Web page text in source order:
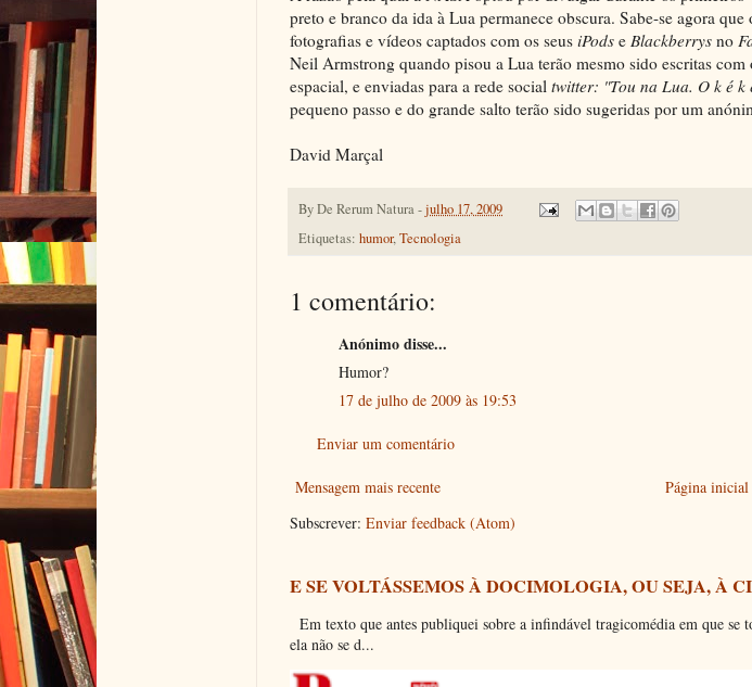
preto e branco da ida à Lua permanece obscura. Sabe-se agora que
fotografias e vídeos captados com os seus iPods e Blackberrys no
Neil Armstrong quando pisou a Lua terão mesmo sido escritas
espacial, e enviadas para a rede social twitter: "Tou na Lua. O k é
pequeno passo e do grande salto terão sido sugeridas por um
David Marçal
ByDe Rerum Natura-julho 17, 2009
Etiquetas: humor,Tecnologia
1 comentário:
Anónimo disse...
Humor?
17 de julho de 2009 às 19:53
Enviar um comentário
Mensagem mais recente
Página inicial
Subscrever: Enviar feedback (Atom)
E SE VOLTÁSSEMOS À DOCIMOLOGIA, OU SEJA, À
Em texto que antes publiquei sobre a infindável tragicomédia em que se
ela não se d...